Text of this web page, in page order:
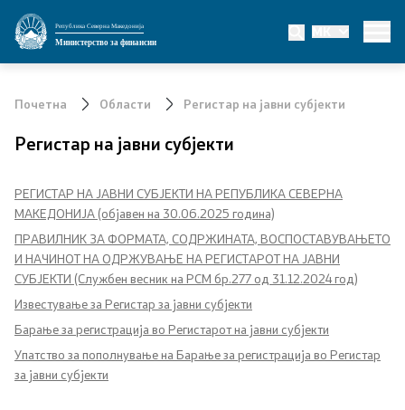
Република Северна Македонија
Министерство за финансии
MK
Министерство
Заменик министер
Државен секретар
Државни советници
Сектори
Почетна Области Регистар на јавни субјекти
Регистар на јавни субјекти
РЕГИСТАР НА ЈАВНИ СУБЈЕКТИ НА РЕПУБЛИКА СЕВEРНА
МАКЕДОНИЈА (објавен на 30.06.2025 година)
ПРАВИЛНИК ЗА ФОРМАTA, СОДРЖИНАTA, ВОСПОСТАВУВАЊЕТО
И НАЧИНОТ НА ОДРЖУВАЊЕ НА РЕГИСТАРОТ НА ЈАВНИ
СУБЈЕКТИ (Службен весник на РСМ бр.277 од 31.12.2024 год)
Известување за Регистар за јавни субјекти
Барање за регистрација во Регистарот на јавни субјекти
Упатство за пополнување на Барање за регистрација во Регистар
за јавни субјекти